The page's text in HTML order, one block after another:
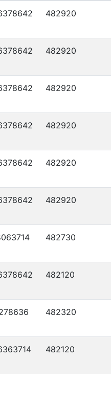
482920
482920
482920
482920
482920
482920
482730
482120
482320
482120